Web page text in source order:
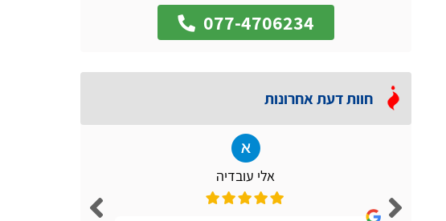
077-4706234
חוות דעת אחרונות
אלי עובדיה